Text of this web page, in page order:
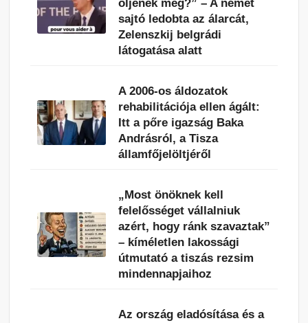
öljenek meg?” – A német
sajtó ledobta az álarcát,
Zelenszkij belgrádi
látogatása alatt
A 2006-os áldozatok
rehabilitációja ellen ágált:
Itt a pőre igazság Baka
Andrásról, a Tisza
államfőjelöltjéről
„Most önöknek kell
felelősséget vállalniuk
azért, hogy ránk szavaztak”
– kíméletlen lakossági
útmutató a tiszás rezsim
mindennapjaihoz
Az ország eladósítása és a